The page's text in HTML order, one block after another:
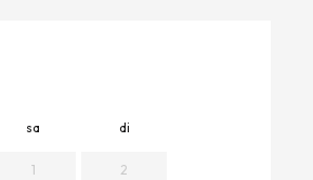
sa di
1 2